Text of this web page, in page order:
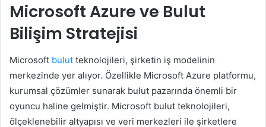
Microsoft Azure ve Bulut
Bilişim Stratejisi
Microsoft bulut teknolojileri, şirketin iş modelinin
merkezinde yer alıyor. Özellikle Microsoft Azure platformu,
kurumsal çözümler sunarak bulut pazarında önemli bir
oyuncu haline gelmiştir. Microsoft bulut teknolojileri,
ölçeklenebilir altyapısı ve veri merkezleri ile şirketlere